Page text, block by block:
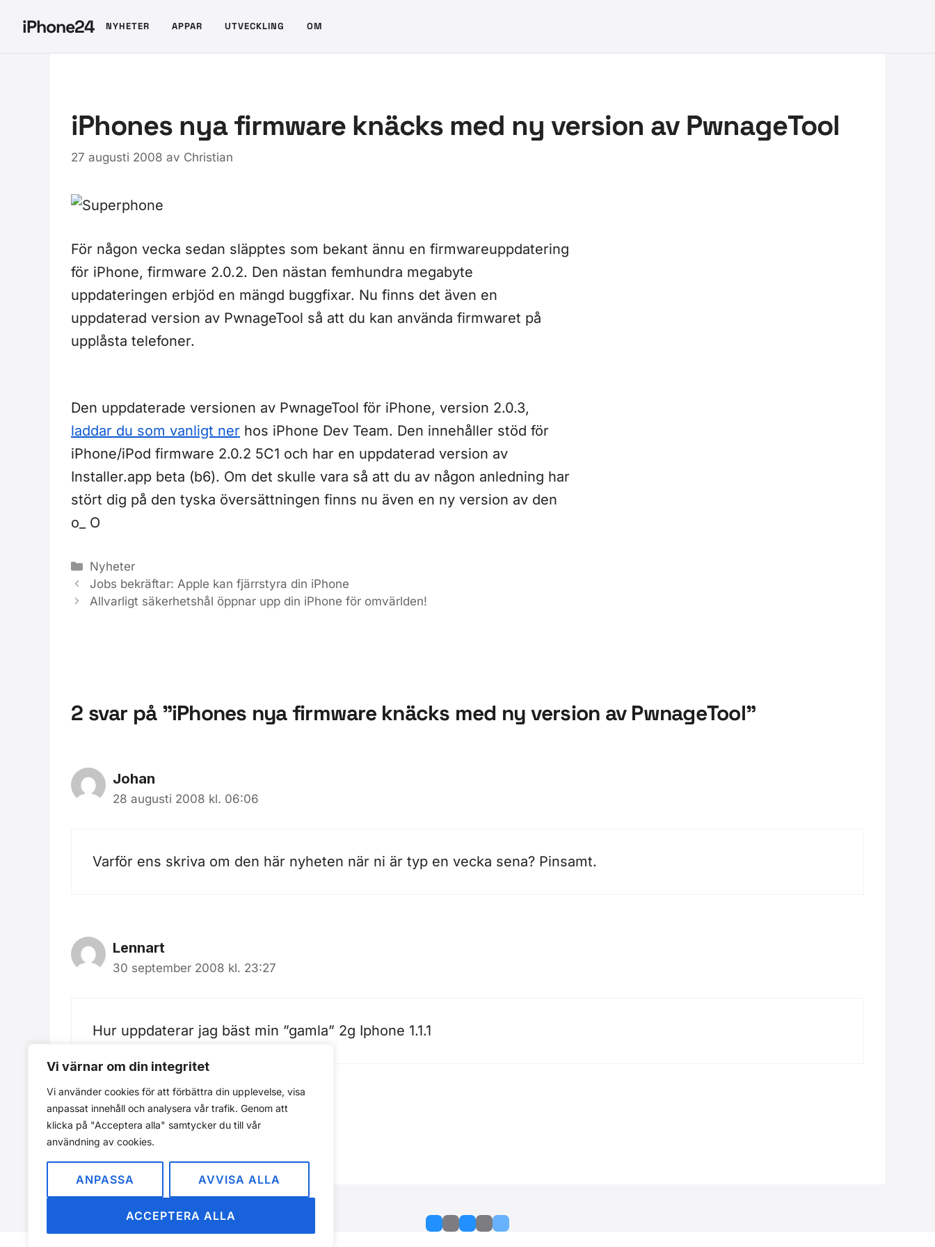
Vi värnar om din integritet
Vi använder cookies för att förbättra din upplevelse, visa
anpassat innehåll och analysera vår trafik. Genom att
klicka på "Acceptera alla" samtycker du till vår
användning av cookies.
ANPASSA AVVISA ALLA
ACCEPTERA ALLA
innehåll
iPhone24 NYHETER APPAR UTVECKLING OM
iPhones nya firmware knäcks med ny version av PwnageTool
27 augusti 2008 av Christian
För någon vecka sedan släpptes som bekant ännu en firmwareuppdatering
för iPhone, firmware 2.0.2. Den nästan femhundra megabyte
uppdateringen erbjöd en mängd buggfixar. Nu finns det även en
uppdaterad version av PwnageTool så att du kan använda firmwaret på
upplåsta telefoner.
Den uppdaterade versionen av PwnageTool för iPhone, version 2.0.3,
laddar du som vanligt ner hos iPhone Dev Team. Den innehåller stöd för
iPhone/iPod firmware 2.0.2 5C1 och har en uppdaterad version av
Installer.app beta (b6). Om det skulle vara så att du av någon anledning har
stört dig på den tyska översättningen finns nu även en ny version av den
o_ O
Kategorier
Nyheter
Jobs bekräftar: Apple kan fjärrstyra din iPhone
Allvarligt säkerhetshål öppnar upp din iPhone för omvärlden!
2 svar på ”iPhones nya firmware knäcks med ny version av PwnageTool”
Johan
28 augusti 2008 kl. 06:06
Varför ens skriva om den här nyheten när ni är typ en vecka sena? Pinsamt.
Lennart
30 september 2008 kl. 23:27
Hur uppdaterar jag bäst min ”gamla” 2g Iphone 1.1.1
Kommentarer är stängda.